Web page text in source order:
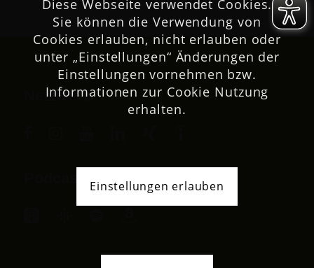
Netzwerk
Diese Webseite verwendet Cookies.
Sie können die Verwendung von
Cookies erlauben, nicht erlauben oder
unter „Einstellungen“ Änderungen der
Einstellungen vornehmen bzw.
Informationen zur Cookie Nutzung
erhalten.
Einstellungen erlauben